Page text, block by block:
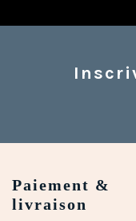
Paiement &
livraison